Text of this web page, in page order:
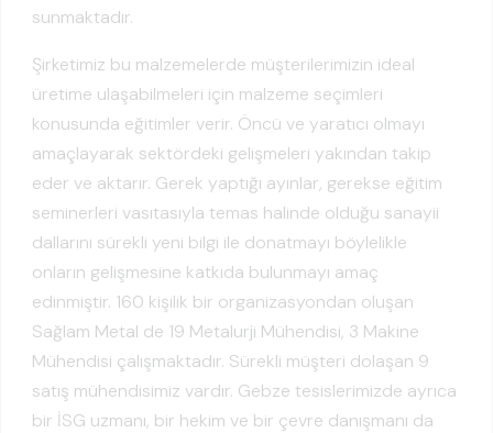
sunmaktadır.
Şirketimiz bu malzemelerde müşterilerimizin ideal
üretime ulaşabilmeleri için malzeme seçimleri
konusunda eğitimler verir. Öncü ve yaratıcı olmayı
amaçlayarak sektördeki gelişmeleri yakından takip
eder ve aktarır. Gerek yaptığı ayınlar, gerekse eğitim
seminerleri vasıtasıyla temas halinde olduğu sanayii
dallarını sürekli yeni bilgi ile donatmayı böylelikle
onların gelişmesine katkıda bulunmayı amaç
edinmiştir. 160 kişilik bir organizasyondan oluşan
Sağlam Metal de 19 Metalurji Mühendisi, 3 Makine
Mühendisi çalışmaktadır. Sürekli müşteri dolaşan 9
satış mühendisimiz vardır. Gebze tesislerimizde ayrıca
bir İSG uzmanı, bir hekim ve bir çevre danışmanı da